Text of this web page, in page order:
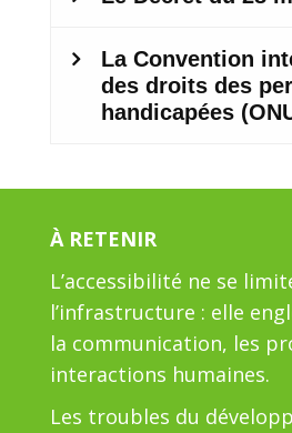
À RETENIR
L’accessibilité ne se
l’infrastructure : elle
la communication, les
interactions humaines.
Les troubles du